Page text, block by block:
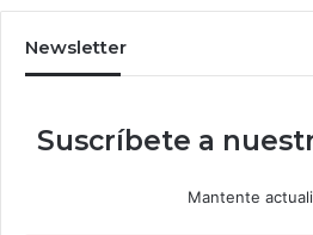
Newsletter
Suscríbete a
Mantente